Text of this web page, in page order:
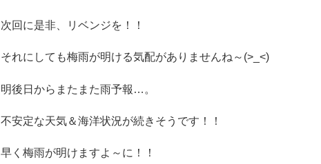
次回に是非、リベンジを！！
それにしても梅雨が明ける気配がありませんね～(>_<)
明後日からまたまた雨予報…。
不安定な天気＆海洋状況が続きそうです！！
早く梅雨が明けますよ～に！！